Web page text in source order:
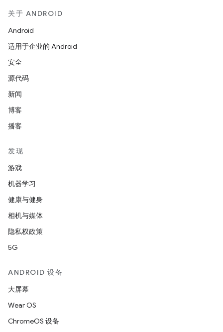
关于 ANDROID
Android
适用于企业的 Android
安全
源代码
新闻
博客
播客
发现
游戏
机器学习
健康与健身
相机与媒体
隐私权政策
5G
ANDROID 设备
大屏幕
Wear OS
ChromeOS 设备